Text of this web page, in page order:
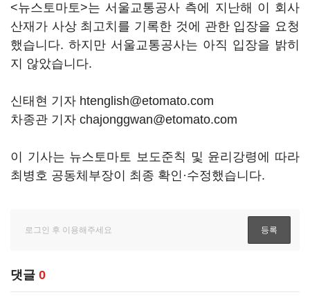
<뉴스토마토>는 서울교통공사 측에 지난해 이 회사
산재가 사상 최고치를 기록한 것에 관한 입장을 요청
했습니다. 하지만 서울교통공사는 아직 입장을 밝히
지 않았습니다.
신태현 기자 htenglish@etomato.com
차종관 기자 chajonggwan@etomato.com
이 기사는 뉴스토마토 보도준칙 및 윤리강령에 따라
최병호 공동체부장이 최종 확인·수정했습니다.
댓글 0